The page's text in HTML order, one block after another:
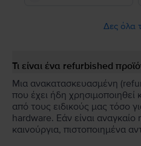
Δες όλα
Τι είναι ένα refurbished
Μια ανακατασκευασμένη
που έχει ήδη χρησιμοποιηθεί
από τους ειδικούς μας τόσο
hardware. Εάν είναι
καινούργια, πιστοποιημένα